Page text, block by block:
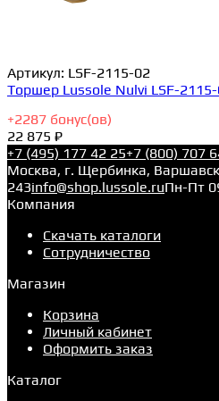
Артикул: LSF-2115-02
Торшер Lussole Nulvi LSF-
+2287 бонус(ов)
22 875 ₽
+7 (495) 177 42 25+7 (800) 707
Москва, г. Щербинка,
243info@shop.lussole.ruПн-Пт
Компания
Скачать каталоги
Сотрудничество
Магазин
Корзина
Личный кабинет
Оформить заказ
Каталог